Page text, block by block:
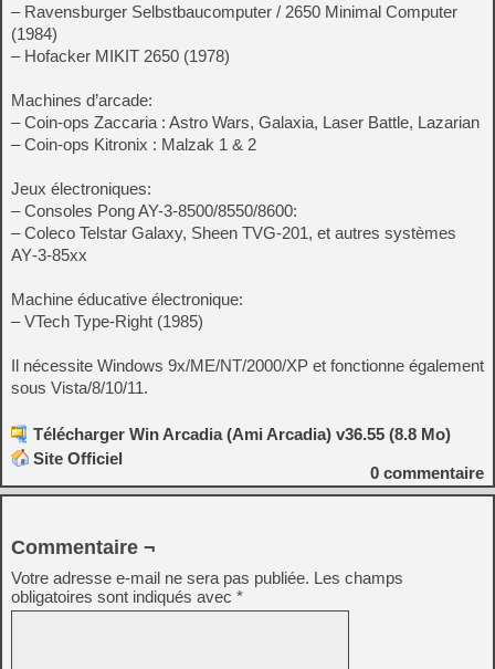
– Ravensburger Selbstbaucomputer / 2650 Minimal Computer
(1984)
– Hofacker MIKIT 2650 (1978)
Machines d’arcade:
– Coin-ops Zaccaria : Astro Wars, Galaxia, Laser Battle, Lazarian
– Coin-ops Kitronix : Malzak 1 & 2
Jeux électroniques:
– Consoles Pong AY-3-8500/8550/8600:
– Coleco Telstar Galaxy, Sheen TVG-201, et autres systèmes
AY‑3‑85xx
Machine éducative électronique:
– VTech Type-Right (1985)
Il nécessite Windows 9x/ME/NT/2000/XP et fonctionne également
sous Vista/8/10/11.
Télécharger Win Arcadia (Ami Arcadia) v36.55 (8.8 Mo)
Site Officiel
0 commentaire
Commentaire ¬
Votre adresse e-mail ne sera pas publiée. Les champs
obligatoires sont indiqués avec *